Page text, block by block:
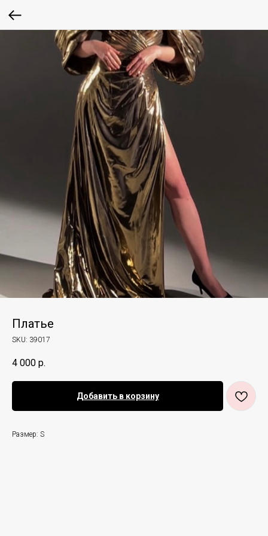
Платье
SKU: 39017
4 000 р.
Добавить в корзину
Размер: S